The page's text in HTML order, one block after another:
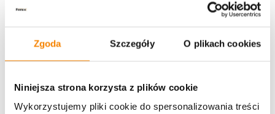
Zgoda Szczegóły O plikach cookies
Niniejsza strona korzysta z plików cookie
Wykorzystujemy pliki cookie do spersonalizowania treści